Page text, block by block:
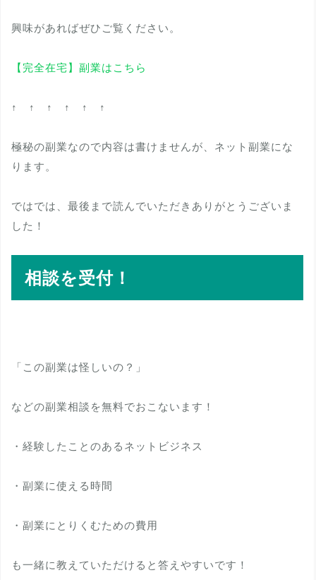
興味があればぜひご覧ください。
【完全在宅】副業はこちら
↑ ↑ ↑ ↑ ↑ ↑
極秘の副業なので内容は書けませんが、ネット副業にな
ります。
ではでは、最後まで読んでいただきありがとうございま
した！
相談を受付！
「この副業は怪しいの？」
などの副業相談を無料でおこないます！
・経験したことのあるネットビジネス
・副業に使える時間
・副業にとりくむための費用
も一緒に教えていただけると答えやすいです！